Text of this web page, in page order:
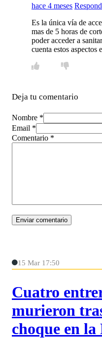
hace 4 meses
Es la única vía de
mas de 5 horas de
poder acceder a
cuenta estos aspectos
Deja tu comentario
Nombre *
Email *
Comentario *
15 Mar 17:50
Cuatro
murieron
choque en la